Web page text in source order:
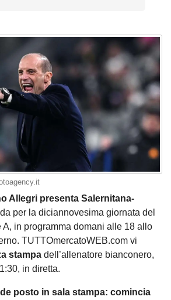
Allegri presenta Salernitana-
per la diciannovesima giornata del
in programma domani alle 18 allo
TUTTOmercatoWEB.com vi
stampa dell’allenatore bianconero,
in diretta.
posto in sala stampa: comincia